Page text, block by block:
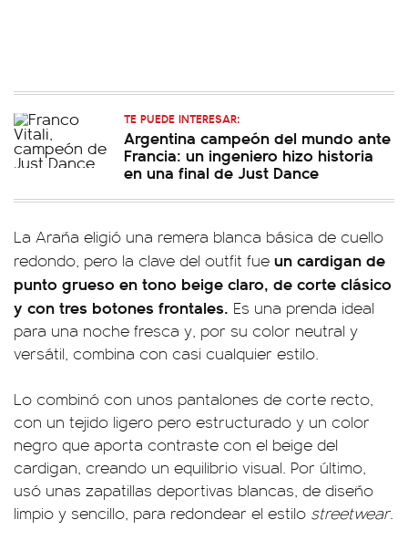
TE PUEDE INTERESAR:
Argentina campeón del mundo ante
Francia: un ingeniero hizo historia
en una final de Just Dance
La Araña eligió una remera blanca básica de cuello
redondo, pero la clave del outfit fue un cardigan de
punto grueso en tono beige claro, de corte clásico
y con tres botones frontales. Es una prenda ideal
para una noche fresca y, por su color neutral y
versátil, combina con casi cualquier estilo.
Lo combinó con unos pantalones de corte recto,
con un tejido ligero pero estructurado y un color
negro que aporta contraste con el beige del
cardigan, creando un equilibrio visual. Por último,
usó unas zapatillas deportivas blancas, de diseño
limpio y sencillo, para redondear el estilo streetwear.